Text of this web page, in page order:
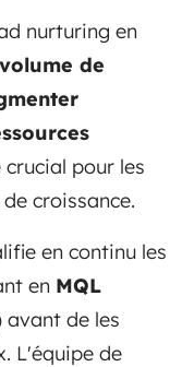
nurturing en
de
pour les
croissance.
en continu les
en MQL
avant de les
L'équipe de